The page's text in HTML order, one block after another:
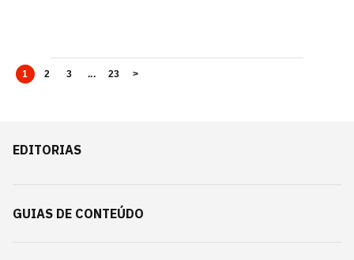
1 2 3 ... 23 >
EDITORIAS
GUIAS DE CONTEÚDO